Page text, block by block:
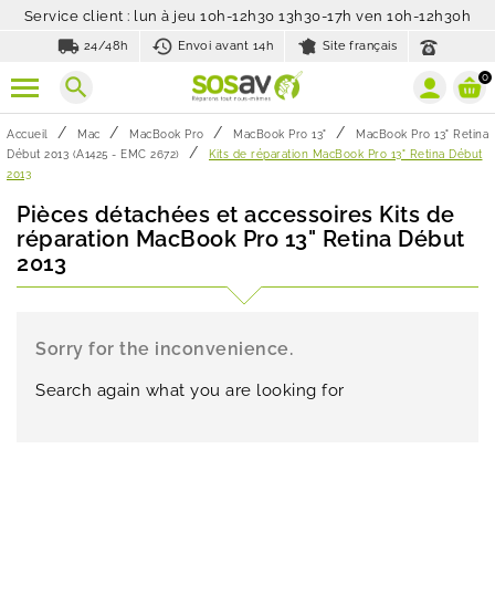
Service client : lun à jeu 10h-12h30 13h30-17h ven 10h-12h30h
local_shipping 24/48h history_toggle_off
Envoi avant 14h Site français
search 0
Accueil Mac MacBook Pro MacBook Pro 13"
MacBook Pro 13" Retina
Début 2013 (A1425 - EMC 2672)
Kits de réparation MacBook Pro 13" Retina Début
2013
Pièces détachées et accessoires Kits de
réparation MacBook Pro 13" Retina Début
2013
Sorry for the inconvenience.
Search again what you are looking for